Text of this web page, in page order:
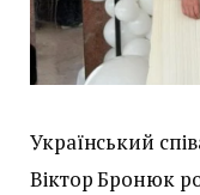
Український
Віктор Бронюк